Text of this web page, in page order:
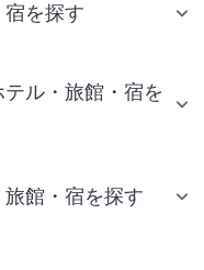
を探す
ル・旅館・宿を
館・宿を探す